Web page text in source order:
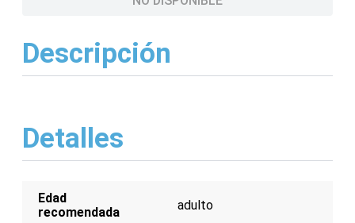
Descripción
Detalles
Edad
recomendada
adulto